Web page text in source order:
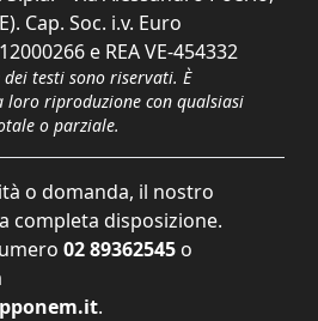
Cap. Soc. i.v. Euro
e REA VE-454332
testi sono riservati. È
loro riproduzione con qualsiasi
o parziale.
o domanda, il nostro
completa disposizione.
02 89362545 o
.